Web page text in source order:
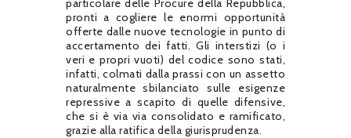
particolare delle Procure della Repubblica,
pronti a cogliere le enormi opportunità
offerte dalle nuove tecnologie in punto di
accertamento dei fatti. Gli interstizi (o i
veri e propri vuoti) del codice sono stati,
infatti, colmati dalla prassi con un assetto
naturalmente sbilanciato sulle esigenze
repressive a scapito di quelle difensive,
che si è via via consolidato e ramificato,
grazie alla ratifica della giurisprudenza.